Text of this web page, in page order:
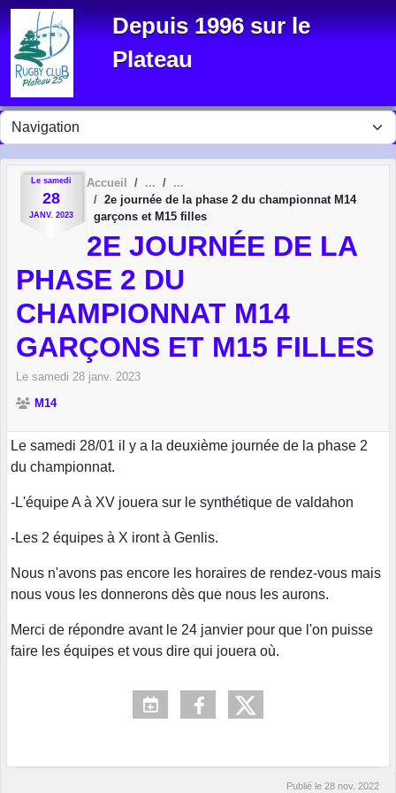
Depuis 1996 sur le
Plateau
Le samedi
28
JANV. 2023
Accueil
2e journée de la phase 2 du championnat M14
garçons et M15 filles
2E JOURNÉE DE LA
PHASE 2 DU
CHAMPIONNAT M14
GARÇONS ET M15 FILLES
Le samedi 28 janv. 2023
M14
Le samedi 28/01 il y a la deuxième journée de la phase 2
du championnat.
-L'équipe A à XV jouera sur le synthétique de valdahon
-Les 2 équipes à X iront à Genlis.
Nous n'avons pas encore les horaires de rendez-vous mais
nous vous les donnerons dès que nous les aurons.
Merci de répondre avant le 24 janvier pour que l'on puisse
faire les équipes et vous dire qui jouera où.
Publié le 28 nov. 2022
Panneau de gestion des cookies